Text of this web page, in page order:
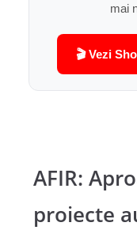
mai
🎬 Vezi
AFIR:
proiecte